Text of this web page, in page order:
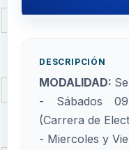
DESCRIPCIÓN
MODALIDAD:
- Sábados
(Carrera de
- Miercoles y